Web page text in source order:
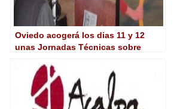
Oviedo acogerá los dias 11 y 12
unas Jornadas Técnicas sobre